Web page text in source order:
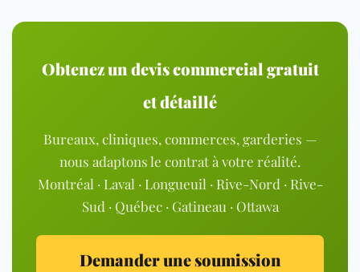
Obtenez un devis commercial gratuit
et détaillé
Bureaux, cliniques, commerces, garderies —
nous adaptons le contrat à votre réalité.
Montréal · Laval · Longueuil · Rive-Nord · Rive-
Sud · Québec · Gatineau · Ottawa
Demander une soumission